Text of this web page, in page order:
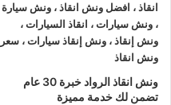
ما يميزنا عن غيرنا انفرادنا
عام 2002 على الطرق
لبناء جسور من الثقة المتبادلة
السياراتالمعطلة و سحبونش انقاذ الرواد خبرة 30 عام
تضمن لك خدمة مميزة